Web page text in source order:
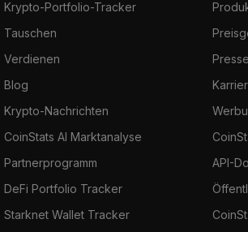
Krypto-Portfolio-Tracker
Tauschen
Verdienen
Blog
Krypto-Nachrichten
CoinStats AI Marktanalyse
Partnerprogramm
DeFi Portfolio Tracker
Starknet Wallet Tracker
API-